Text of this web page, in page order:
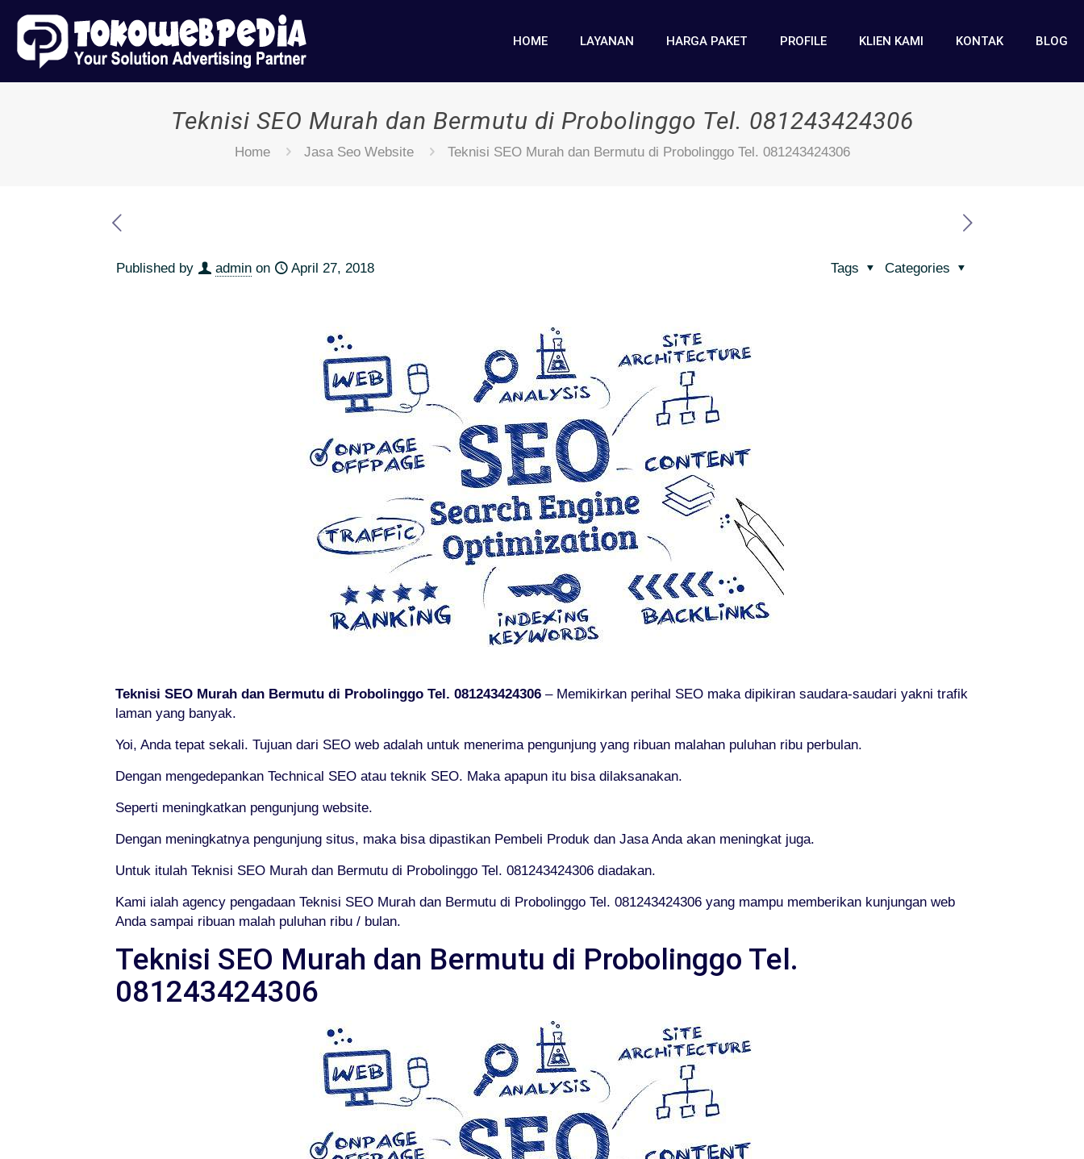
HOME LAYANAN HARGA PAKET PROFILE KLIEN KAMI KONTAK BLOG
Teknisi SEO Murah dan Bermutu di Probolinggo Tel. 081243424306
Home Jasa Seo Website Teknisi SEO Murah dan Bermutu di Probolinggo Tel. 081243424306
Published by admin on April 27, 2018 Categories
Tags
Teknisi SEO Murah dan Bermutu di Probolinggo Tel. 081243424306– Memikirkan perihal SEO maka dipikiran saudara-saudari yakni trafik
laman yang banyak.
Yoi, Anda tepat sekali. Tujuan dari SEO web adalah untuk menerima pengunjung yang ribuan malahan puluhan ribu perbulan.
Dengan mengedepankan Technical SEO atau teknik SEO. Maka apapun itu bisa dilaksanakan.
Seperti meningkatkan pengunjung website.
Dengan meningkatnya pengunjung situs, maka bisa dipastikan Pembeli Produk dan Jasa Anda akan meningkat juga.
Untuk itulah Teknisi SEO Murah dan Bermutu di Probolinggo Tel. 081243424306 diadakan.
Kami ialah agency pengadaan Teknisi SEO Murah dan Bermutu di Probolinggo Tel. 081243424306 yang mampu memberikan kunjungan web
Anda sampai ribuan malah puluhan ribu / bulan.
Teknisi SEO Murah dan Bermutu di Probolinggo Tel.
081243424306